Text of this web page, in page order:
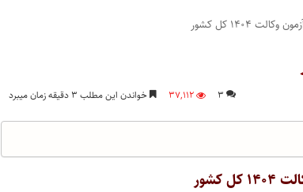
۳ ۳۷,۱۱۲ خواندن این مطلب ۳ دقیقه زمان میبرد